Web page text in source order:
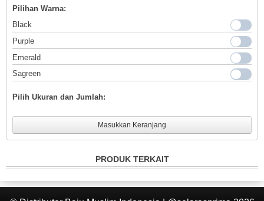
Login
Pilihan Warna:
Black
Purple
Emerald
Sagreen
Pilih Ukuran dan Jumlah:
Masukkan Keranjang
PRODUK TERKAIT